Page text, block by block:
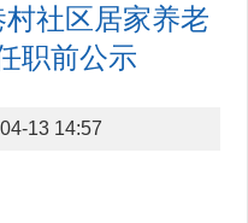
社区居家养老
职前公示
13 14:57